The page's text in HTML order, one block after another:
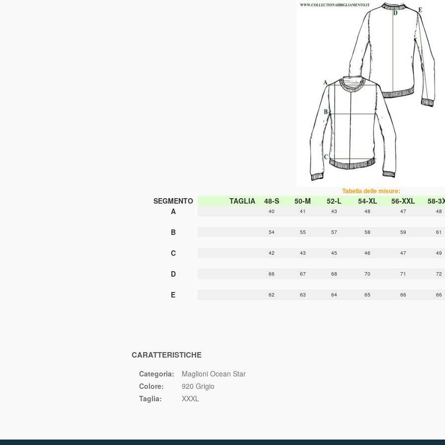
Tabella delle misure:
SEGMENTO TAGLIA 48-S 50-M 52-L 54-XL 56-XXL
58-
A
40 41 43 48 47 48
B 54 55 57 58 59 61
C 42 43 45 46 47 49
D 66 67 68 70 71 72
E 62 63 64 65 66 66
CARATTERISTICHE
Categoria:
Maglioni Ocean Star
Colore:
920 Grigio
Taglia:
XXXL